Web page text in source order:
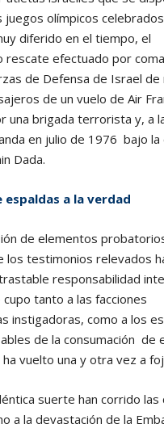
olímpicos
diferido en el tiempo, el
rescate efectuado por
de Defensa de Israel de
de un vuelo de Air
una brigada terrorista y, a
en julio de 1976 bajo la
Dada.
espaldas a la verdad
de elementos
los testimonios relevados
responsabilidad
tanto a las facciones
instigadoras, como a los
de la consumación de
ha vuelto una y otra vez a
suerte han corrido las
a la devastación de la